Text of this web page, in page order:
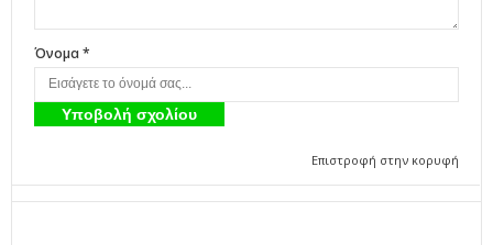
Όνομα *
Επιστροφή στην κορυφή